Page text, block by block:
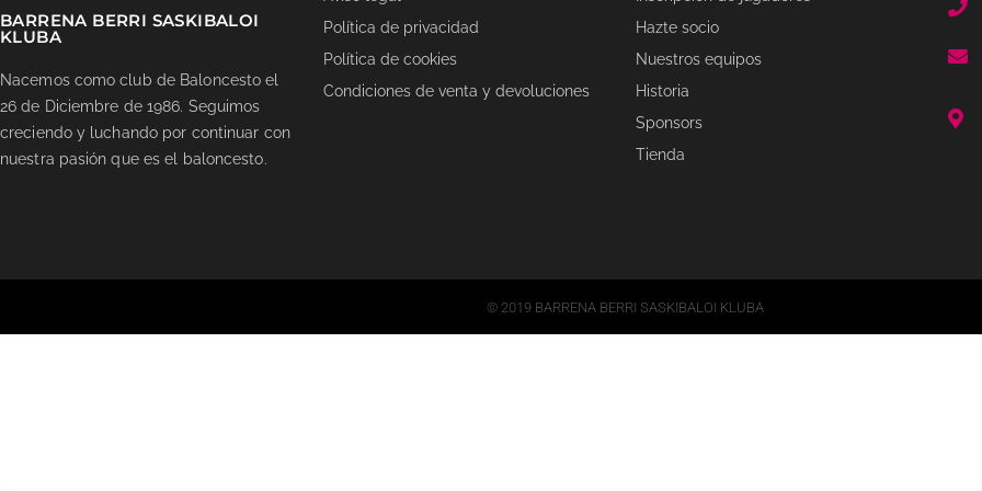
BARRENA BERRI SASKIBALOI
KLUBA
Nacemos como club de Baloncesto el
26 de Diciembre de 1986. Seguimos
creciendo y luchando por continuar con
nuestra pasión que es el baloncesto.
Política de privacidad
Política de cookies
Condiciones de venta y devoluciones
Hazte socio
Nuestros equipos
Historia
Sponsors
Tienda
© 2019 BARRENA BERRI SASKIBALOI KLUBA